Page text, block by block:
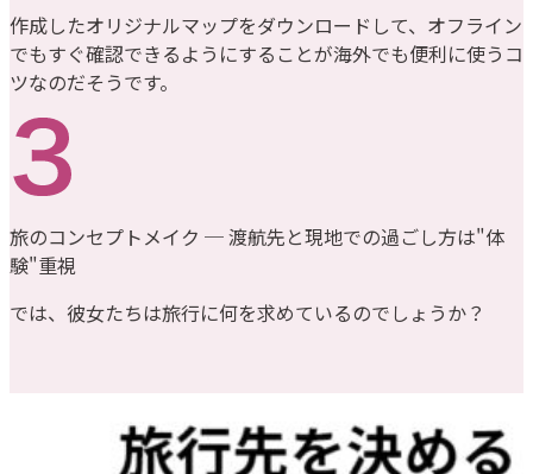
作成したオリジナルマップをダウンロードして、オフライン
でもすぐ確認できるようにすることが海外でも便利に使うコ
ツなのだそうです。
旅のコンセプトメイク ─ 渡航先と現地での過ごし方は"体
験"重視
では、彼女たちは旅行に何を求めているのでしょうか？